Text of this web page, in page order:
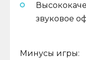
звуковое
Минусы игры: